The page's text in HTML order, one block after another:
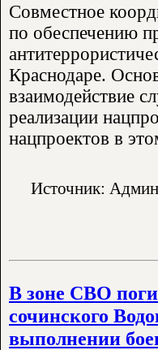
Совместное
по обеспечению
Краснодаре.
взаимодействие
реализации
нацпроектов в
Источник:
В зоне СВО
сочинского
выполнении